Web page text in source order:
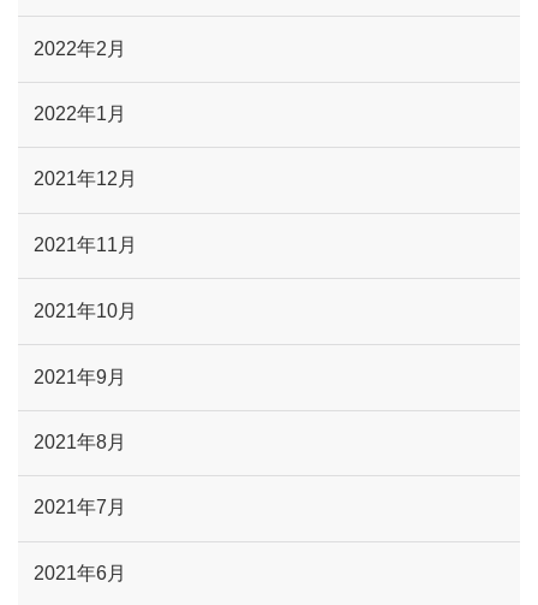
2022年2月
2022年1月
2021年12月
2021年11月
2021年10月
2021年9月
2021年8月
2021年7月
2021年6月